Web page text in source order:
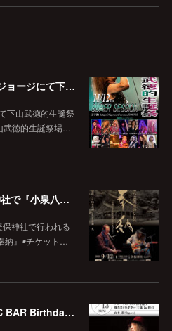
2026/11/12(木)は神戸チキンジョージにて下山武徳的生誕祭に出演します♪
下山武徳的生誕祭
武徳的生誕祭場…
2026/9/12(土)は松江の美保神社で『小泉八雲朗読のしらべ』
神社で行われる
納』◉チケット…
2026/9/13(日)は、松江MUSIC BAR Birthdayでアコースティック弾き語り弾きまくりギター三昧♪